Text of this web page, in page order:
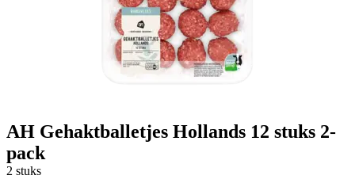
AH Gehaktballetjes Hollands 12 stuks 2-
pack
2 stuks